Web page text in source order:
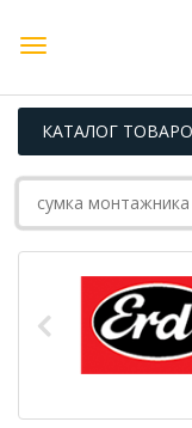
КАТАЛОГ